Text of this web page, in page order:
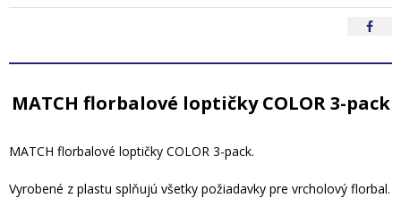
MATCH florbalové loptičky COLOR 3-pack
MATCH florbalové loptičky COLOR 3-pack.
Vyrobené z plastu splňujú všetky požiadavky pre vrcholový florbal.